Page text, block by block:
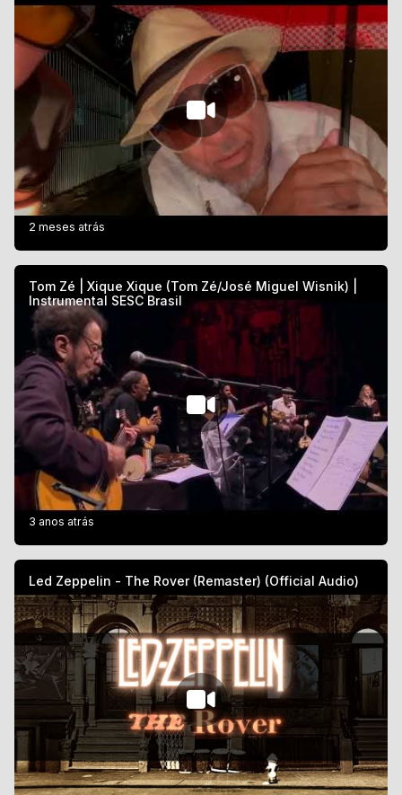
2 meses atrás
Tom Zé | Xique Xique (Tom Zé/José Miguel Wisnik) |
Instrumental SESC Brasil
3 anos atrás
Led Zeppelin - The Rover (Remaster) (Official Audio)